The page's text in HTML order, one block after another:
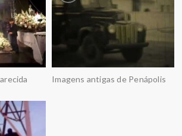
Imagens antigas de Penápolis